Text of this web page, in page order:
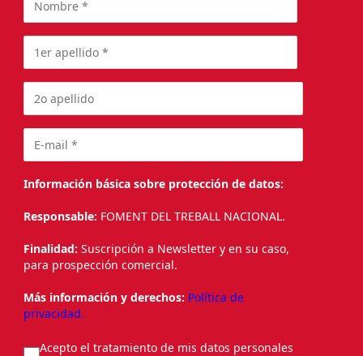
Información básica sobre protección de datos:
Responsable: FOMENT DEL TREBALL NACIONAL.
Finalidad: Suscripción a Newsletter y en su caso,
para prospección comercial.
Más información y derechos: Política de
privacidad.
Acepto el tratamiento de mis datos personales